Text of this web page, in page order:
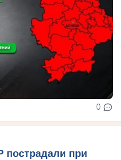
0
пострадали при